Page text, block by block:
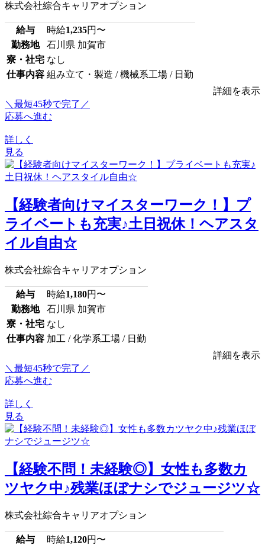
株式会社綜合キャリアオプション
給与 時給1,235円〜
勤務地
石川県 加賀市
寮・社宅 なし
仕事内容 組み立て・製造 / 機械系工場 / 日勤
詳細を表示
＼最短45秒で完了／
応募へ進む
詳しく
見る
【経験者向けマイスターワーク！】プ
ライベートも充実♪土日祝休！ヘアスタ
イル自由☆
株式会社綜合キャリアオプション
給与 時給1,180円〜
勤務地
石川県 加賀市
寮・社宅 なし
仕事内容 加工 / 化学系工場 / 日勤
詳細を表示
＼最短45秒で完了／
応募へ進む
詳しく
見る
【経験不問！未経験◎】女性も多数カ
ツヤク中♪残業ほぼナシでジュージツ☆
株式会社綜合キャリアオプション
給与 時給1,120円〜